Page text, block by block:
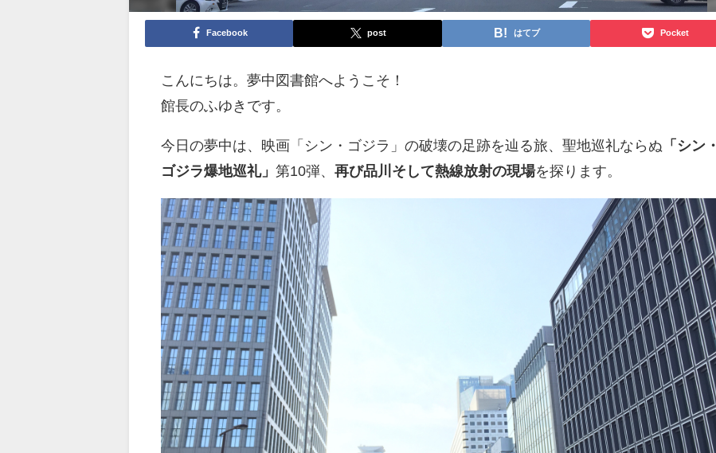
Facebook post はてブ Pocket
こんにちは。夢中図書館へようこそ！
館長のふゆきです。
今日の夢中は、映画「シン・ゴジラ」の破壊の足跡を辿る旅、聖地巡礼ならぬ 「シン・
ゴジラ爆地巡礼」第10弾、再び品川そして熱線放射の現場を探ります。